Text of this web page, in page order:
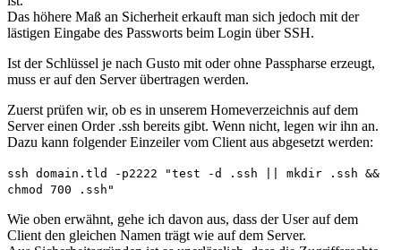
Das höhere Maß an Sicherheit erkauft man sich jedoch mit der
lästigen Eingabe des Passworts beim Login über SSH.
Ist der Schlüssel je nach Gusto mit oder ohne Passpharse erzeugt,
muss er auf den Server übertragen werden.
Zuerst prüfen wir, ob es in unserem Homeverzeichnis auf dem
Server einen Order .ssh bereits gibt. Wenn nicht, legen wir ihn an.
Dazu kann folgender Einzeiler vom Client aus abgesetzt werden:
ssh domain.tld -p2222 "test -d .ssh || mkdir .ssh &&
chmod 700 .ssh"
Wie oben erwähnt, gehe ich davon aus, dass der User auf dem
Client den gleichen Namen trägt wie auf dem Server.